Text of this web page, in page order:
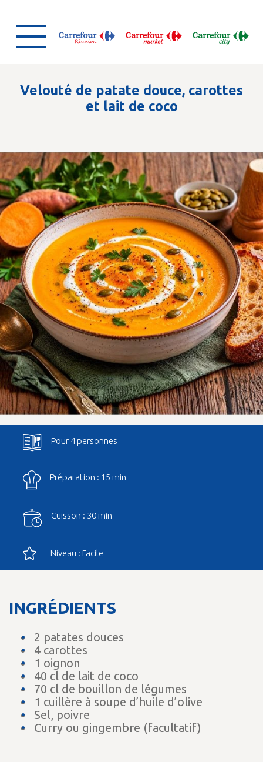
Velouté de patate douce, carottes
et lait de coco
Pour 4 personnes
Préparation : 15 min
Cuisson : 30 min
Niveau : Facile
INGRÉDIENTS
2 patates douces
4 carottes
1 oignon
40 cl de lait de coco
70 cl de bouillon de légumes
1 cuillère à soupe d’huile d’olive
Sel, poivre
Curry ou gingembre (facultatif)